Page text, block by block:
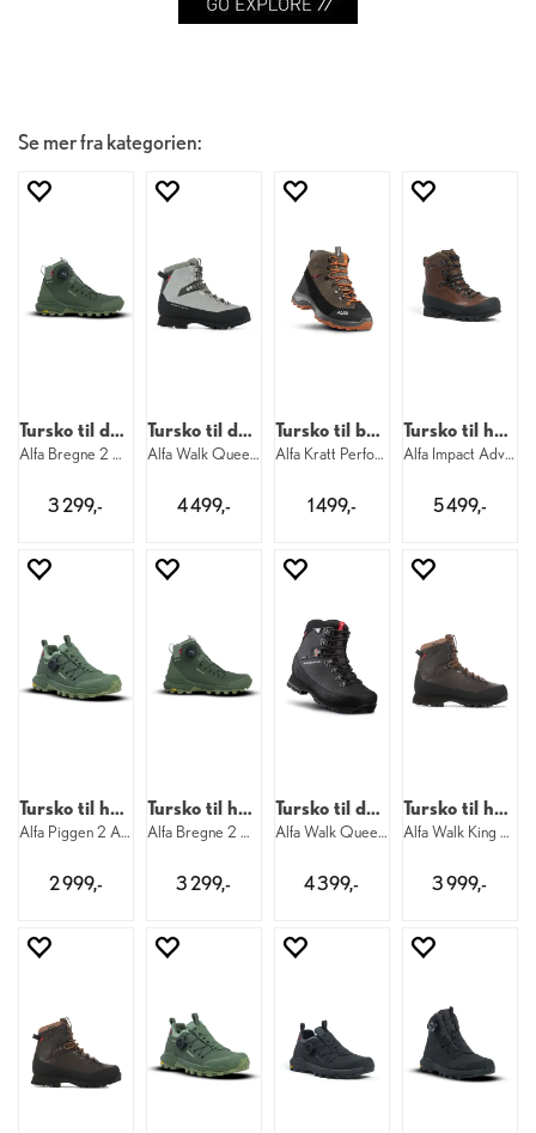
Se mer fra kategorien:
Tursko til dame
Alfa Bregne 2 APS GTX W 8860
3 299,-
Tursko til dame
Alfa Walk Queen Pro APS GTX W 8030
4 499,-
Tursko til barn
Alfa Kratt Perform GTX Jr 2000
1 499,-
Tursko til herre
Alfa Impact Adv 2 GTX M 2220
5 499,-
Tursko til herre
Alfa Piggen 2 APS GTX M 8860
2 999,-
Tursko til herre
Alfa Bregne 2 APS GTX M 8860
3 299,-
Tursko til dame
Alfa Walk Queen Air APS GTX W 1100
4 399,-
Tursko til herre
Alfa Walk King Advanced GTX M 2000
3 999,-